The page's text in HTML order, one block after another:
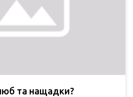
та нащадки?